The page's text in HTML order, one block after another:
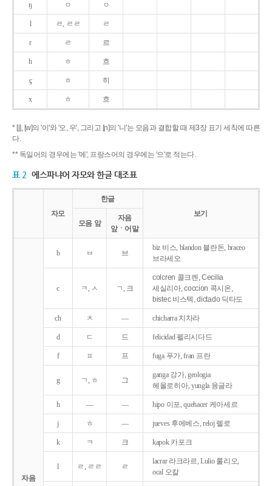
ŋ ㅇ ㅇ
l ㄹ, ㄹㄹ ㄹ
r ㄹ 르
h ㅎ 흐
ç ㅎ 히
x ㅎ 흐
* [j], [w]의 '이'와 '오, 우', 그리고 [ɲ]의 '니'는 모음과 결합할 때 제3장 표기 세칙에 따른
다.
** 독일어의 경우에는 '에', 프랑스어의 경우에는 '으'로 적는다.
표 2 에스파냐어 자모와 한글 대조표
자모
한글
보기
모음 앞
자음
앞ㆍ어말
자음
b ㅂ 브
biz 비스, blandon 블란돈, braceo
브라세오
c ㅋ, ㅅ ㄱ, 크
colcren 콜크렌, Cecilia
세실리아, coccion 콕시온,
bistec 비스텍, dictado 딕타도
ch ㅊ ― chicharra 치차라
d ㄷ 드 felicidad 펠리시다드
f ㅍ 프 fuga 푸가, fran 프란
g ㄱ, ㅎ 그
ganga 강가, geologia
헤올로히아, yungla 융글라
h ― ― hipo 이포, quehacer 케아세르
j ㅎ ― jueves 후에베스, reloj 렐로
k ㅋ 크 kapok 카포크
l ㄹ, ㄹㄹ ㄹ
lacrar 라크라르, Lulio 룰리오,
ocal 오칼